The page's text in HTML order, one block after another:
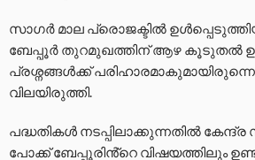
സാഗർ മാല പ്രൊജക്ടിൽ
ബേപ്പൂർ തുറമുഖത്തിന് ആഴ കൂടുതൽ
പ്രശ്നങ്ങൾക്ക്
വിലയിരുത്തി.
പദ്ധതികൾ നടപ്പിലാക്കുന്നതിൽ കേന്ദ്ര
പോക്ക് ബേപ്പൂരിൻ്റെ വിഷയത്തിലും